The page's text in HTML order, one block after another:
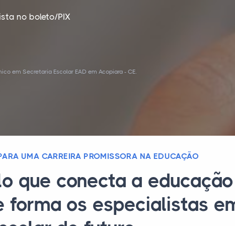
no boleto/PIX
em Secretaria Escolar EAD em Acopiara - CE.
UMA CARREIRA PROMISSORA NA EDUCAÇÃO
que conecta a
forma os especialistas